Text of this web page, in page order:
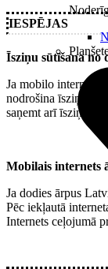
IESPĒJAS
Īsziņu sūtīšana no
Ja mobilo internetu
nodrošina īsziņu
saņemt arī īsziņas.
Mobilais internets
Ja dodies ārpus
Pēc iekļautā
Internets ceļojumā